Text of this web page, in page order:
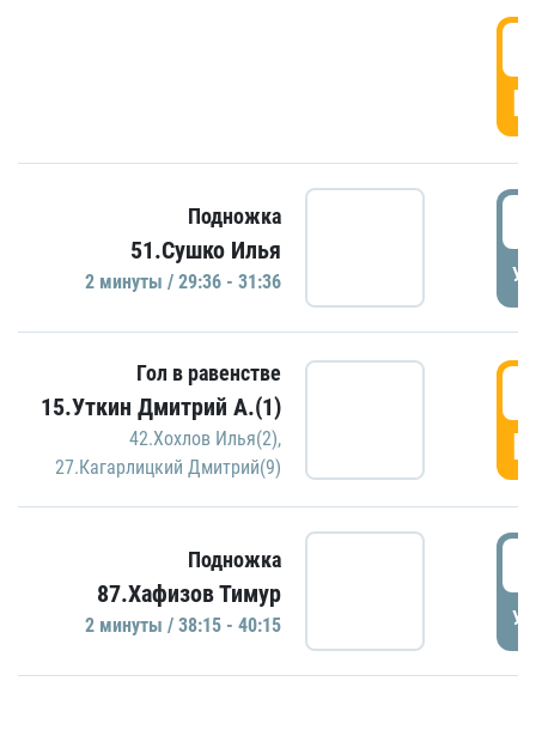
Подножка
51.Сушко Илья
2 минуты / 29:36 - 31:36
Гол в равенстве
15.Уткин Дмитрий А.(1)
42.Хохлов Илья(2),
27.Кагарлицкий Дмитрий(9)
Подножка
87.Хафизов Тимур
2 минуты / 38:15 - 40:15